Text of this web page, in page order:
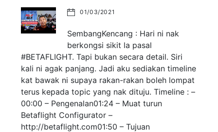
01/03/2021
SembangKencang : Hari ni nak
berkongsi sikit la pasal
#BETAFLIGHT. Tapi bukan secara detail. Siri
kali ni agak panjang. Jadi aku sediakan timeline
kat bawak ni supaya rakan-rakan boleh lompat
terus kepada topic yang nak dituju. Timeline : –
00:00 – Pengenalan01:24 – Muat turun
Betaflight Configurator –
http://betaflight.com01:50 – Tujuan